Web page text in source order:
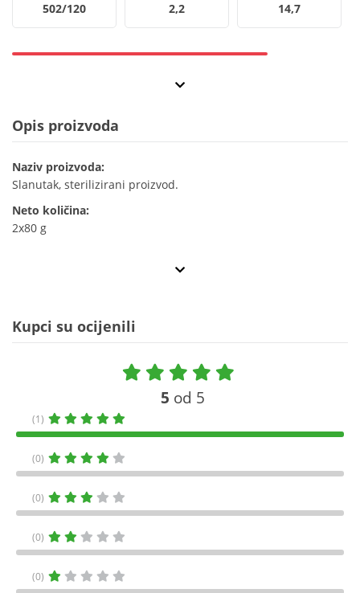
502/120 2,2 14,7
Opis proizvoda
Naziv proizvoda:
Slanutak, sterilizirani proizvod.
Neto količina:
2x80 g
Kupci su ocijenili
5 od 5
(1)
(0)
(0)
(0)
(0)